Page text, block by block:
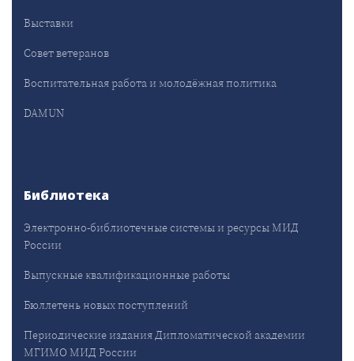
Выставки
Совет ветеранов
Воспитательная работа и молодёжная политика
DAMUN
Библиотека
Электронно-библиотечные системы и ресурсы МИД
России
Выпускные квалификационные работы
Бюллетень новых поступлений
Периодические издания Дипломатической академии
МГИМО МИД России